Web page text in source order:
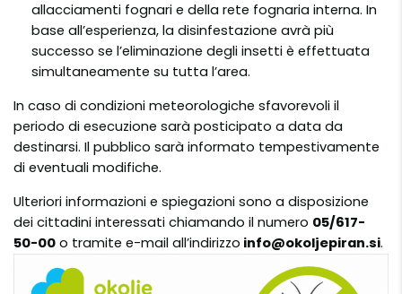
allacciamenti fognari e della rete fognaria interna. In
base all’esperienza, la disinfestazione avrà più
successo se l’eliminazione degli insetti è effettuata
simultaneamente su tutta l’area.
In caso di condizioni meteorologiche sfavorevoli il
periodo di esecuzione sarà posticipato a data da
destinarsi. Il pubblico sarà informato tempestivamente
di eventuali modifiche.
Ulteriori informazioni e spiegazioni sono a disposizione
dei cittadini interessati chiamando il numero 05/617-
50-00 o tramite e-mail all’indirizzo info@okoljepiran.si.